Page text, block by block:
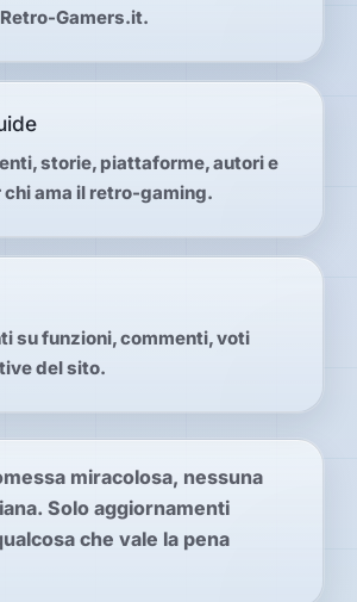
Gamers.it.
storie, piattaforme, autori e
ama il retro-gaming.
su funzioni, commenti, voti
del sito.
miracolosa, nessuna
Solo aggiornamenti
che vale la pena